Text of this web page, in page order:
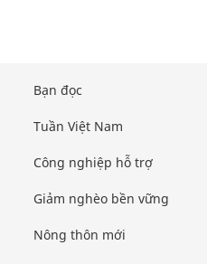
Bạn đọc
Tuần Việt Nam
Công nghiệp hỗ trợ
Giảm nghèo bền vững
Nông thôn mới